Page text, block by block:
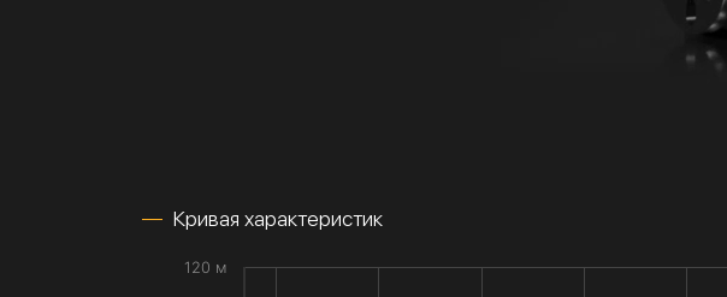
Кривая характеристик
120 м